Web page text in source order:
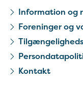
Information og
Foreninger og
Kontakt